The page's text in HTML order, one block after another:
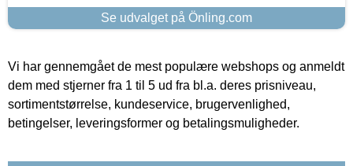
Se udvalget på Önling.com
Vi har gennemgået de mest populære webshops og anmeldt
dem med stjerner fra 1 til 5 ud fra bl.a. deres prisniveau,
sortimentstørrelse, kundeservice, brugervenlighed,
betingelser, leveringsformer og betalingsmuligheder.